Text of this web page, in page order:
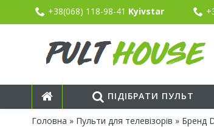
+38(068) 118-98-41 Kyivstar
ПІДІБРАТИ ПУЛЬТ
Головна » Пульти для телевізорів » Бренд